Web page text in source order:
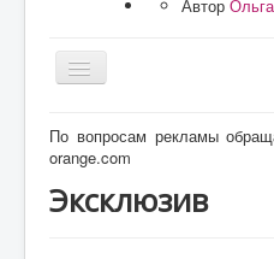
Автор
Форум
О проекте
По вопросам рекламы
orange.com
Эксклюзив